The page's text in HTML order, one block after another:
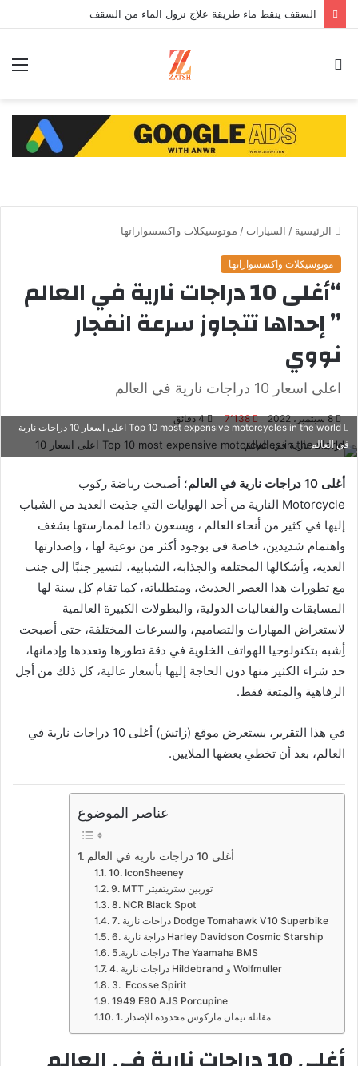
السقف ينقط ماء طريقة علاج نزول الماء من السقف
الرئيسية / السيارات / موتوسيكلات واكسسواراتها
موتوسيكلات واكسسواراتها
“أغلى 10 دراجات نارية في العالم
” إحداها تتجاوز سرعة انفجار
نووي
اعلى اسعار 10 دراجات نارية في العالم
8 سبتمبر، 2022 7٬138 4 دقائق
Top 10 most expensive motorcycles in the world اعلى اسعار 10 دراجات نارية
في العالم
أغلى 10 دراجات نارية في العالم
؛ أصبحت رياضة ركوب
Motorcycle النارية من أحد الهوايات التي جذبت العديد من الشباب
إليها في كثير من أنحاء العالم ، ويسعون دائما لممارستها بشغف
واهتمام شديدين، خاصة في بوجود أكثر من نوعية لها ، وإصدارتها
العدية، وأشكالها المختلفة والجذابة، الشبابية، لتسير جنبًا إلى جنب
مع تطورات هذا العصر الحديث، ومتطلباته، كما تقام كل سنة لها
المسابقات والفعاليات الدولية، والبطولات الكبيرة العالمية
لاستعراض المهارات والتصاميم، والسرعات المختلفة، حتى أصبحت
أِشبه بتكنولوجيا الهواتف الخلوية في دقة تطورها وتعددها وإدمانها،
حد شراء الكثير منها دون الحاجة إليها بأسعار عالية، كل ذلك من أجل
الرفاهية والمتعة فقط.
في هذا التقرير، يستعرض موقع (زاتش) أغلى 10 دراجات نارية في
العالم، بعد أن تخطي بعضها الملايين.
عناصر الموضوع
أغلى 10 دراجات نارية في العالم
10. IconSheeney
9. MTT توربين ستريتفيتر
8. NCR Black Spot
7. دراجات نارية Dodge Tomahawk V10 Superbike
6. دراجة نارية Harley Davidson Cosmic Starship
5.دراجات نارية The Yaamaha BMS
4. دراجات نارية Hildebrand و Wolfmuller
3. Ecosse Spirit
1949 E90 AJS Porcupine
1. مقاتلة نيمان ماركوس محدودة الإصدار